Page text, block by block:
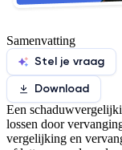
Samenvatting
Stel je vraag
Download
Een
lossen door
vergelijking en